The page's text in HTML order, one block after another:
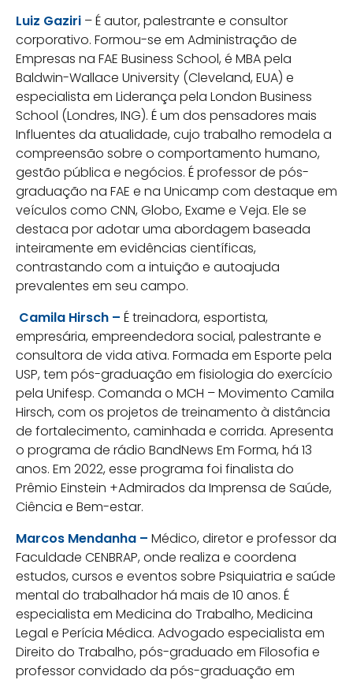
Luiz Gaziri – É autor, palestrante e consultor
corporativo. Formou-se em Administração de
Empresas na FAE Business School, é MBA pela
Baldwin-Wallace University (Cleveland, EUA) e
especialista em Liderança pela London Business
School (Londres, ING). É um dos pensadores mais
Influentes da atualidade, cujo trabalho remodela a
compreensão sobre o comportamento humano,
gestão pública e negócios. É professor de pós-
graduação na FAE e na Unicamp com destaque em
veículos como CNN, Globo, Exame e Veja. Ele se
destaca por adotar uma abordagem baseada
inteiramente em evidências científicas,
contrastando com a intuição e autoajuda
prevalentes em seu campo.
Camila Hirsch – É treinadora, esportista,
empresária, empreendedora social, palestrante e
consultora de vida ativa. Formada em Esporte pela
USP, tem pós-graduação em fisiologia do exercício
pela Unifesp. Comanda o MCH – Movimento Camila
Hirsch, com os projetos de treinamento à distância
de fortalecimento, caminhada e corrida. Apresenta
o programa de rádio BandNews Em Forma, há 13
anos. Em 2022, esse programa foi finalista do
Prêmio Einstein +Admirados da Imprensa de Saúde,
Ciência e Bem-estar.
Marcos Mendanha – Médico, diretor e professor da
Faculdade CENBRAP, onde realiza e coordena
estudos, cursos e eventos sobre Psiquiatria e saúde
mental do trabalhador há mais de 10 anos. É
especialista em Medicina do Trabalho, Medicina
Legal e Perícia Médica. Advogado especialista em
Direito do Trabalho, pós-graduado em Filosofia e
professor convidado da pós-graduação em